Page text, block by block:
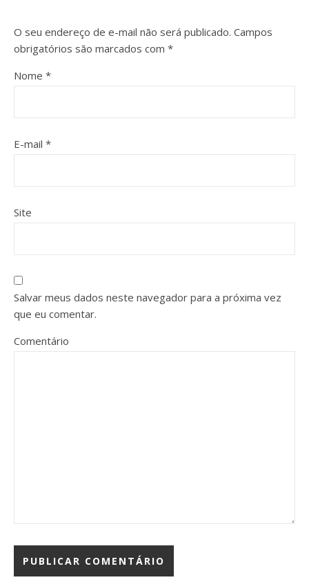
O seu endereço de e-mail não será publicado. Campos
obrigatórios são marcados com *
Nome *
E-mail *
Site
Salvar meus dados neste navegador para a próxima vez
que eu comentar.
Comentário